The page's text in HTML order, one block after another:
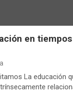
en
La educación